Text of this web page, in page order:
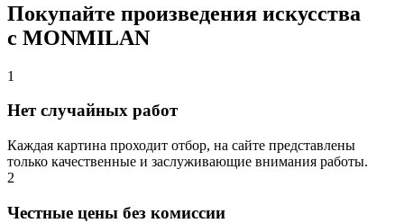
Покупайте произведения искусства
с MONMILAN
1
Нет случайных работ
Каждая картина проходит отбор, на сайте представлены
только качественные и заслуживающие внимания работы.
2
Честные цены без комиссии